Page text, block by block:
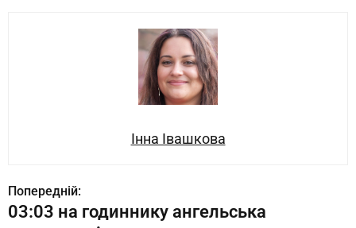
Інна Івашкова
Попередній:
03:03 на годиннику ангельська